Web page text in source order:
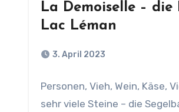
La Demoiselle – die
Lac Léman
3. April 2023
Personen, Vieh, Wein, Käse,
sehr viele Steine – die